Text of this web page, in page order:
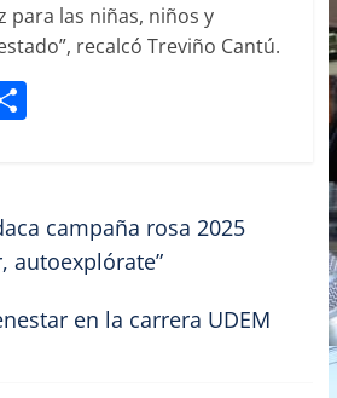
para las niñas, niños y
recalcó Treviño Cantú.
C
p
ar
campaña rosa 2025
autoexplórate”
en la carrera UDEM